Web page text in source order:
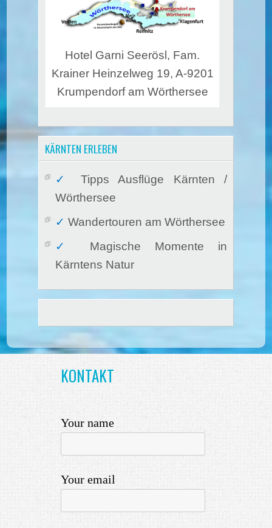
Hotel Garni Seerösl, Fam.
Krainer Heinzelweg 19, A-9201
Krumpendorf am Wörthersee
KÄRNTEN ERLEBEN
Tipps Ausflüge Kärnten /
Wörthersee
Wandertouren am Wörthersee
Magische Momente in
Kärntens Natur
KONTAKT
Your name
Your email